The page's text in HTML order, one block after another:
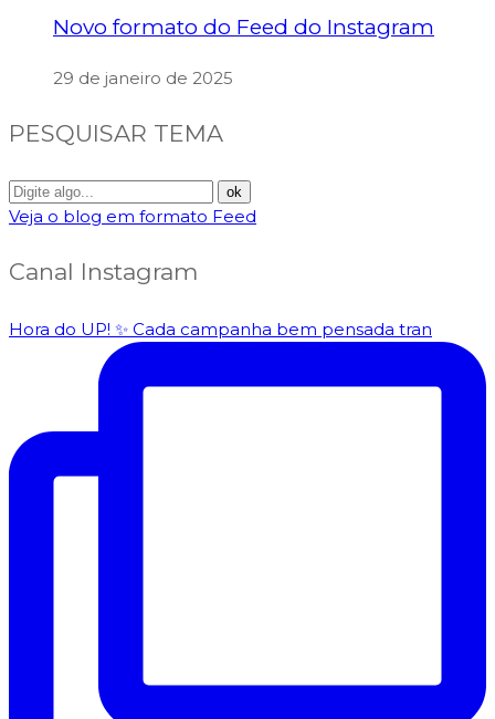
Novo formato do Feed do Instagram
29 de janeiro de 2025
PESQUISAR TEMA
Veja o blog em formato Feed
Canal Instagram
Hora do UP! ✨️ Cada campanha bem pensada tran